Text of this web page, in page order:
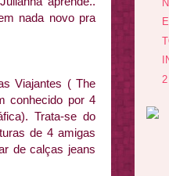
nada novo pra
Viajantes ( The
conhecido por 4
Trata-se do
de 4 amigas
de calças jeans